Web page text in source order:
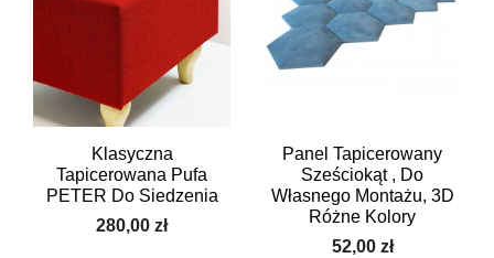
Klasyczna
Tapicerowana Pufa
PETER Do Siedzenia
280,00 zł
Panel Tapicerowany
Sześciokąt , Do
Własnego Montażu, 3D
Różne Kolory
52,00 zł